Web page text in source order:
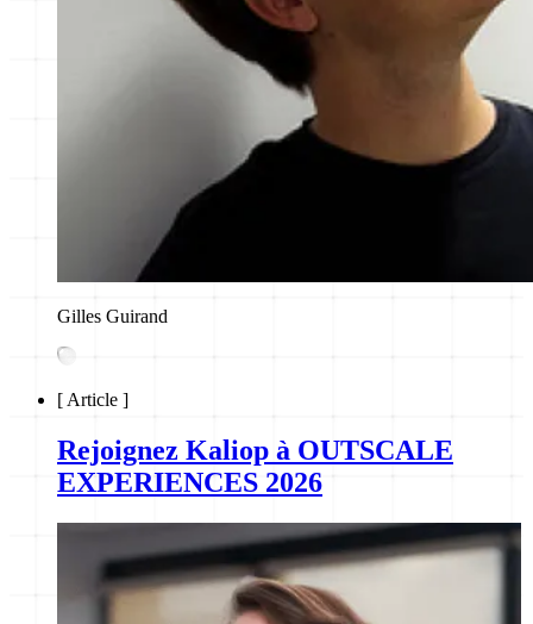
Gilles Guirand
[Article ]
Rejoignez Kaliop à OUTSCALE
EXPERIENCES 2026